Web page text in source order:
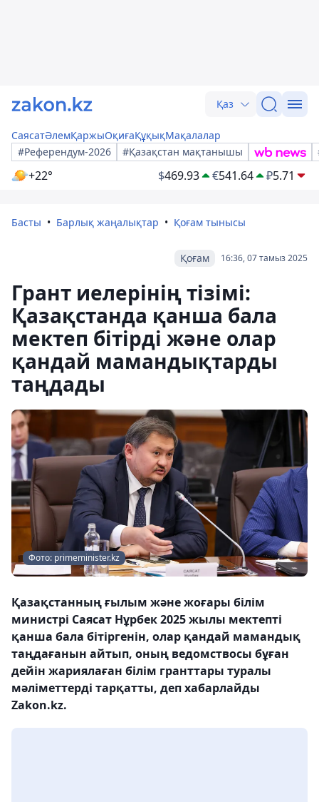
Қаз
СаясатӘлемҚаржыОқиғаҚұқықМақалалар
#Референдум-2026
#Қазақстан мақтанышы
+22° $469.93 €541.64 ₽5.71
Басты Барлық жаңалықтар Қоғам тынысы
16:36, 07 тамыз 2025
Қоғам
Грант иелерінің тізімі:
Қазақстанда қанша бала
мектеп бітірді және олар
қандай мамандықтарды
таңдады
Фото: primeminister.kz
Қазақстанның ғылым және жоғары білім
министрі Саясат Нұрбек 2025 жылы мектепті
қанша бала бітіргенін, олар қандай мамандық
таңдағанын айтып, оның ведомствосы бұған
дейін жариялаған білім гранттары туралы
мәліметтерді тарқатты, деп хабарлайды
Zakon.kz.